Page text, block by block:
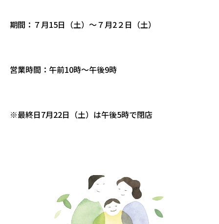
期間：７月15日（土）～７月2２日（土）
営業時間：午前10時～午後9時
※最終日7月22日（土）は午後5時で閉店